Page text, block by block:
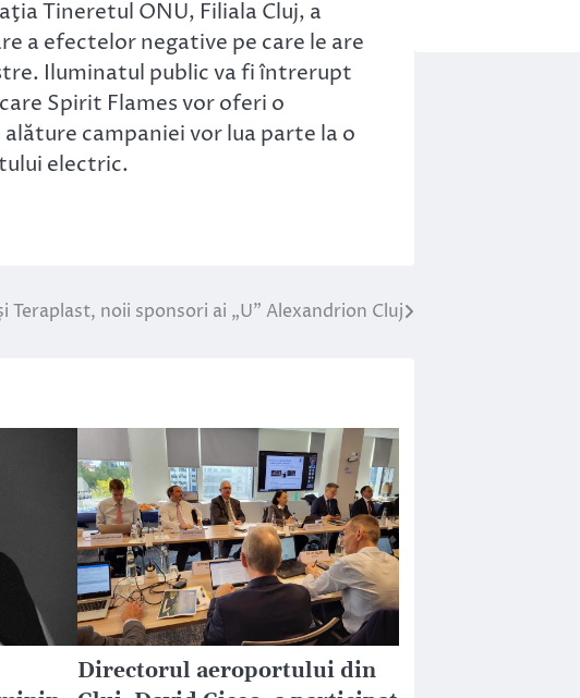
Tineretul ONU, Filiala Cluj, a
a efectelor negative pe care le are
Iluminatul public va fi întrerupt
Spirit Flames vor oferi o
campaniei vor lua parte la o
electric.
Teraplast, noii sponsori ai „U” Alexandrion Cluj
Directorul aeroportului din